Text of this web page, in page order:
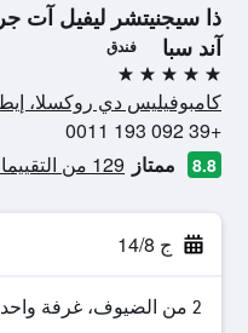
ذا سيجنيتشر ليفيل آت
آند سبا
فندق
5 نجوم
كامبوفيليس دي روكسلا،
+39 092 193 0011
8.8 ممتاز 129 من التقييمات تم التحقق منها
ج 14/8
2 من الضيوف، غرفة واحدة